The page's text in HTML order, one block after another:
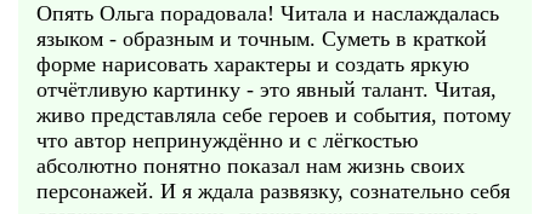
Опять Ольга порадовала! Читала и наслаждалась
языком - образным и точным. Суметь в краткой
форме нарисовать характеры и создать яркую
отчётливую картинку - это явный талант. Читая,
живо представляла себе героев и события, потому
что автор непринуждённо и с лёгкостью
абсолютно понятно показал нам жизнь своих
персонажей. И я ждала развязку, сознательно себя